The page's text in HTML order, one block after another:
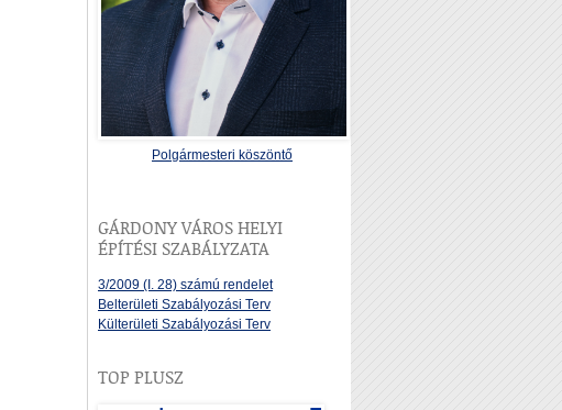
Polgármesteri köszöntő
GÁRDONY VÁROS HELYI
ÉPÍTÉSI SZABÁLYZATA
3/2009 (I. 28) számú rendelet
Belterületi Szabályozási Terv
Külterületi Szabályozási Terv
TOP PLUSZ